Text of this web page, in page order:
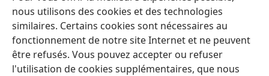
nous utilisons des cookies et des technologies
similaires. Certains cookies sont nécessaires au
fonctionnement de notre site Internet et ne peuvent
être refusés. Vous pouvez accepter ou refuser
l'utilisation de cookies supplémentaires, que nous
aux holocaustes et aux offrandes totales ;
alors on offrira des taureaux sur ton autel